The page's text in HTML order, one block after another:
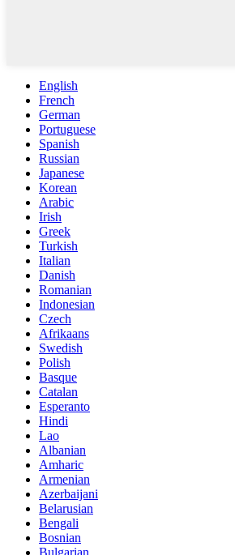
English
French
German
Portuguese
Spanish
Russian
Japanese
Korean
Arabic
Irish
Greek
Turkish
Italian
Danish
Romanian
Indonesian
Czech
Afrikaans
Swedish
Polish
Basque
Catalan
Esperanto
Hindi
Lao
Albanian
Amharic
Armenian
Azerbaijani
Belarusian
Bengali
Bosnian
Bulgarian